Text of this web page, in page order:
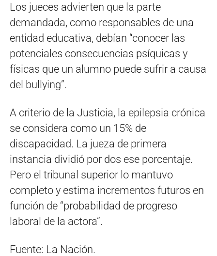
Los jueces advierten que la parte
demandada, como responsables de una
entidad educativa, debían “conocer las
potenciales consecuencias psíquicas y
físicas que un alumno puede sufrir a causa
del bullying”.
A criterio de la Justicia, la epilepsia crónica
se considera como un 15% de
discapacidad. La jueza de primera
instancia dividió por dos ese porcentaje.
Pero el tribunal superior lo mantuvo
completo y estima incrementos futuros en
función de “probabilidad de progreso
laboral de la actora”.
Fuente: La Nación.